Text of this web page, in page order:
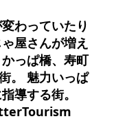
わっていたり
屋さんが増え
っぱ橋、寿町
。 魅力いっぱ
導する街。